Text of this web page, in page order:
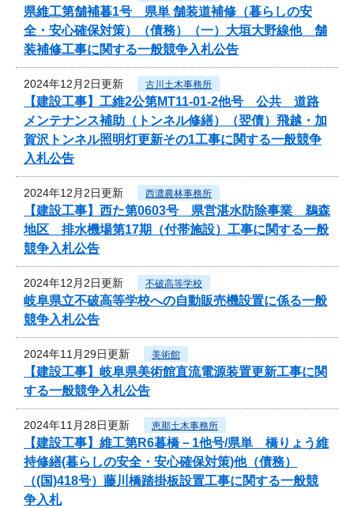
県維工第舗補暮1号 県単 舗装道補修（暮らしの安
全・安心確保対策）（債務）（一）大垣大野線他 舗
装補修工事に関する一般競争入札公告
2024年12月2日更新 古川土木事務所
【建設工事】工維2公第MT11-01-2他号 公共 道路
メンテナンス補助（トンネル修繕）（翌債）飛越・加
賀沢トンネル照明灯更新その1工事に関する一般競争
入札公告
2024年12月2日更新 西濃農林事務所
【建設工事】西た第0603号 県営湛水防除事業 鵜森
地区 排水機場第17期（付帯施設）工事に関する一般
競争入札公告
2024年12月2日更新 不破高等学校
岐阜県立不破高等学校への自動販売機設置に係る一般
競争入札公告
2024年11月29日更新 美術館
【建設工事】岐阜県美術館直流電源装置更新工事に関
する一般競争入札公告
2024年11月28日更新 恵那土木事務所
【建設工事】維工第R6暮橋－1他号/県単 橋りょう維
持修繕(暮らしの安全・安心確保対策)他（債務）
（(国)418号）藤川橋踏掛板設置工事に関する一般競
争入札